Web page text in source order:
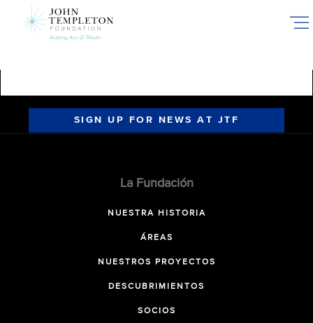
SIGN UP FOR NEWS AT JTF
La Fundación
NUESTRA HISTORIA
ÁREAS
NUESTROS PROYECTOS
DESCUBRIMIENTOS
SOCIOS